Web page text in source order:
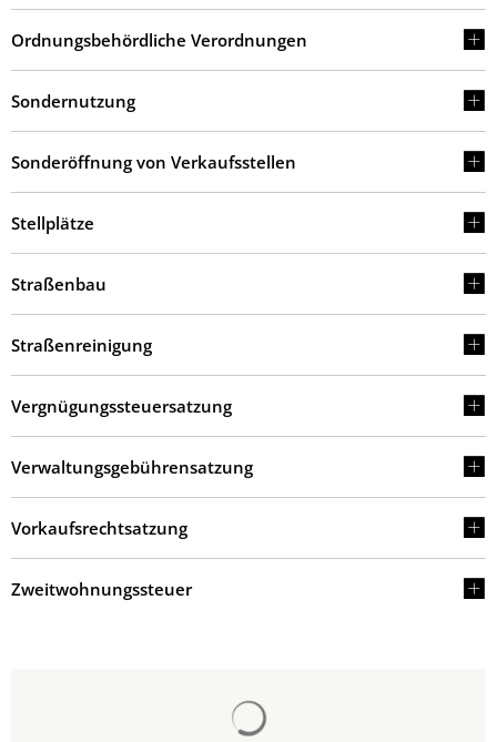
Ordnungsbehördliche Verordnungen
Sondernutzung
Sonderöffnung von Verkaufsstellen
Stellplätze
Straßenbau
Straßenreinigung
Vergnügungssteuersatzung
Verwaltungsgebührensatzung
Vorkaufsrechtsatzung
Zweitwohnungssteuer